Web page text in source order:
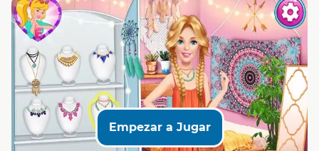
Empezar a Jugar